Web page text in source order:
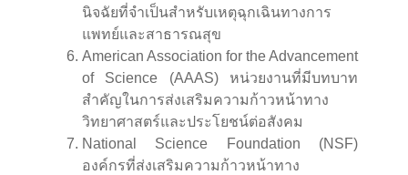
นิจฉัยที่จําเป็นสําหรับเหตุฉุกเฉินทางการ
แพทย์และสาธารณสุข
American Association for the Advancement
of Science (AAAS) หน่วยงานที่มีบทบาท
สําคัญในการส่งเสริมความก้าวหน้าทาง
วิทยาศาสตร์และประโยชน์ต่อสังคม
National Science Foundation (NSF)
องค์กรที่ส่งเสริมความก้าวหน้าทาง